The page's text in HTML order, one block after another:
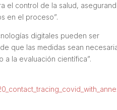
el control de la salud,
en el proceso”.
digitales pueden ser
que las medidas sean
a la evaluación científica”.